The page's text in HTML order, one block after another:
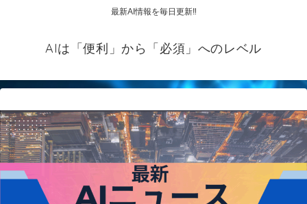
最新AI情報を毎日更新‼
AIは「便利」から「必須」へのレベル